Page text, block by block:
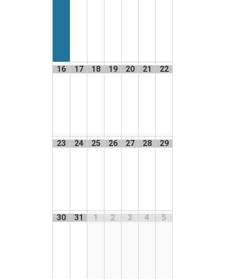
16 17 18 19 20 21 22
23 24 25 26 27 28 29
30 31 1 2 3 4 5